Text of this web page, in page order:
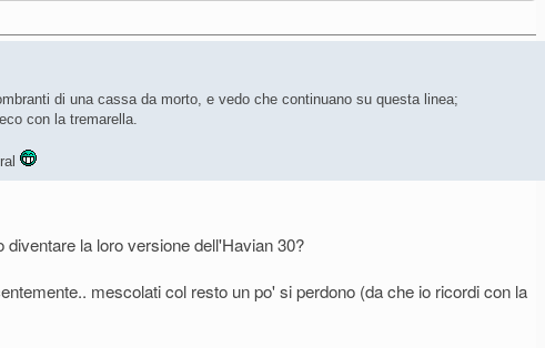
di una cassa da morto, e vedo che continuano su questa linea;
con la tremarella.
diventare la loro versione dell'Havian 30?
mescolati col resto un po' si perdono (da che io ricordi con la